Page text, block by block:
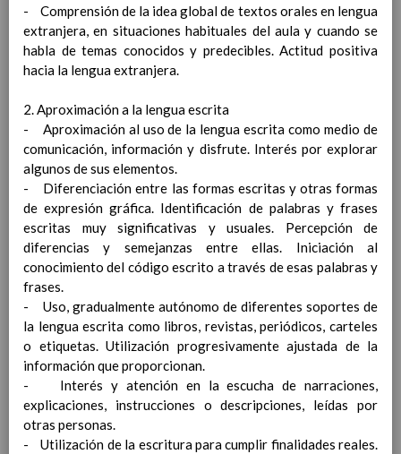
colaboraciÃ³n con entidades e instituciones
del entorno para la construcciÃ³n de
comunidades educadoras
Procedimiento para la recogida de las
sistema SÃ©neca
Seguimiento del absentismo escolar
Ãšltima
actualizaciÃ³n 04/ 09/ 2019
Normas de convivencia del comedor
escolar
Ãšltima actualizaciÃ³n 21/ 10/ 2019
Nuestra propuesta para la
convivencia
Ãšltima actualizaciÃ³n 24/ 05/ 2021
Plan de formaciÃ³n del profesorado
PlanificaciÃ³n, horarios de los equipos educativos
actualizaciÃ³n 04/ 09/ 2019
PLANES y PROYECTOS
Plan de Biblioteca Escolar
Otros planes y proyectos (VÃ©ase
ANEXOS)
13 abril 2021
AutoevaluaciÃ³n
R.O.F.
PREÃMBULO
- Comprensión de la idea global de textos orales en lengua
extranjera, en situaciones habituales del aula y cuando se
habla de temas conocidos y predecibles. Actitud positiva
hacia la lengua extranjera.
2. Aproximación a la lengua escrita
- Aproximación al uso de la lengua escrita como medio de
comunicación, información y disfrute. Interés por explorar
algunos de sus elementos.
- Diferenciación entre las formas escritas y otras formas
de expresión gráfica. Identificación de palabras y frases
escritas muy significativas y usuales. Percepción de
diferencias y semejanzas entre ellas. Iniciación al
conocimiento del código escrito a través de esas palabras y
frases.
- Uso, gradualmente autónomo de diferentes soportes de
la lengua escrita como libros, revistas, periódicos, carteles
o etiquetas. Utilización progresivamente ajustada de la
información que proporcionan.
- Interés y atención en la escucha de narraciones,
explicaciones, instrucciones o descripciones, leídas por
otras personas.
- Utilización de la escritura para cumplir finalidades reales.